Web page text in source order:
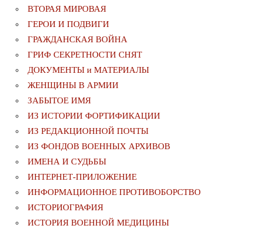
ВТОРАЯ МИРОВАЯ
ГЕРОИ И ПОДВИГИ
ГРАЖДАНСКАЯ ВОЙНА
ГРИФ СЕКРЕТНОСТИ СНЯТ
ДОКУМЕНТЫ и МАТЕРИАЛЫ
ЖЕНЩИНЫ В АРМИИ
ЗАБЫТОЕ ИМЯ
ИЗ ИСТОРИИ ФОРТИФИКАЦИИ
ИЗ РЕДАКЦИОННОЙ ПОЧТЫ
ИЗ ФОНДОВ ВОЕННЫХ АРХИВОВ
ИМЕНА И СУДЬБЫ
ИНТЕРНЕТ-ПРИЛОЖЕНИЕ
ИНФОРМАЦИОННОЕ ПРОТИВОБОРСТВО
ИСТОРИОГРАФИЯ
ИСТОРИЯ ВОЕННОЙ МЕДИЦИНЫ